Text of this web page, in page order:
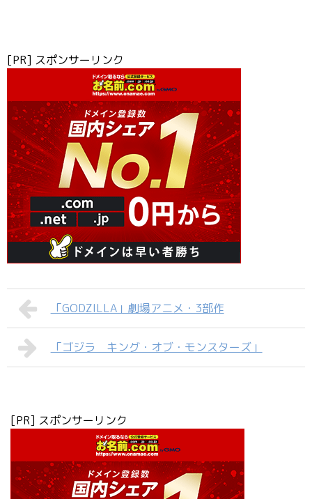
[PR] スポンサーリンク
「GODZILLA」劇場アニメ・3部作
「ゴジラ キング・オブ・モンスターズ」
[PR] スポンサーリンク